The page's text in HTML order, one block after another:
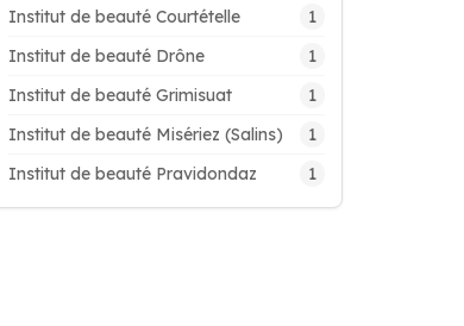
Institut de beauté Courtételle 1
Institut de beauté Drône 1
Institut de beauté Grimisuat 1
Institut de beauté Misériez (Salins) 1
Institut de beauté Pravidondaz 1